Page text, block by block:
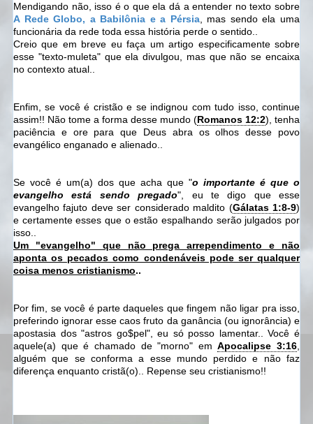
Mendigando não, isso é o que ela dá a entender no texto sobre
A Rede Globo, a Babilônia e a Pérsia, mas sendo ela uma
funcionária da rede toda essa história perde o sentido..
Creio que em breve eu faça um artigo especificamente sobre
esse "texto-muleta" que ela divulgou, mas que não se encaixa
no contexto atual..
Enfim, se você é cristão e se indignou com tudo isso, continue
assim!! Não tome a forma desse mundo (Romanos 12:2), tenha
paciência e ore para que Deus abra os olhos desse povo
evangélico enganado e alienado..
Se você é um(a) dos que acha que "o importante é que o
evangelho está sendo pregado", eu te digo que esse
evangelho fajuto deve ser considerado maldito (Gálatas 1:8-9)
e certamente esses que o estão espalhando serão julgados por
isso..
Um "evangelho" que não prega arrependimento e não
aponta os pecados como condenáveis pode ser qualquer
coisa menos cristianismo..
Por fim, se você é parte daqueles que fingem não ligar pra isso,
preferindo ignorar esse caos fruto da ganância (ou ignorância) e
apostasia dos "astros go$pel", eu só posso lamentar.. Você é
aquele(a) que é chamado de "morno" emApocalipse 3:16
alguém que se conforma a esse mundo perdido e não faz
diferença enquanto cristã(o).. Repense seu cristianismo!!